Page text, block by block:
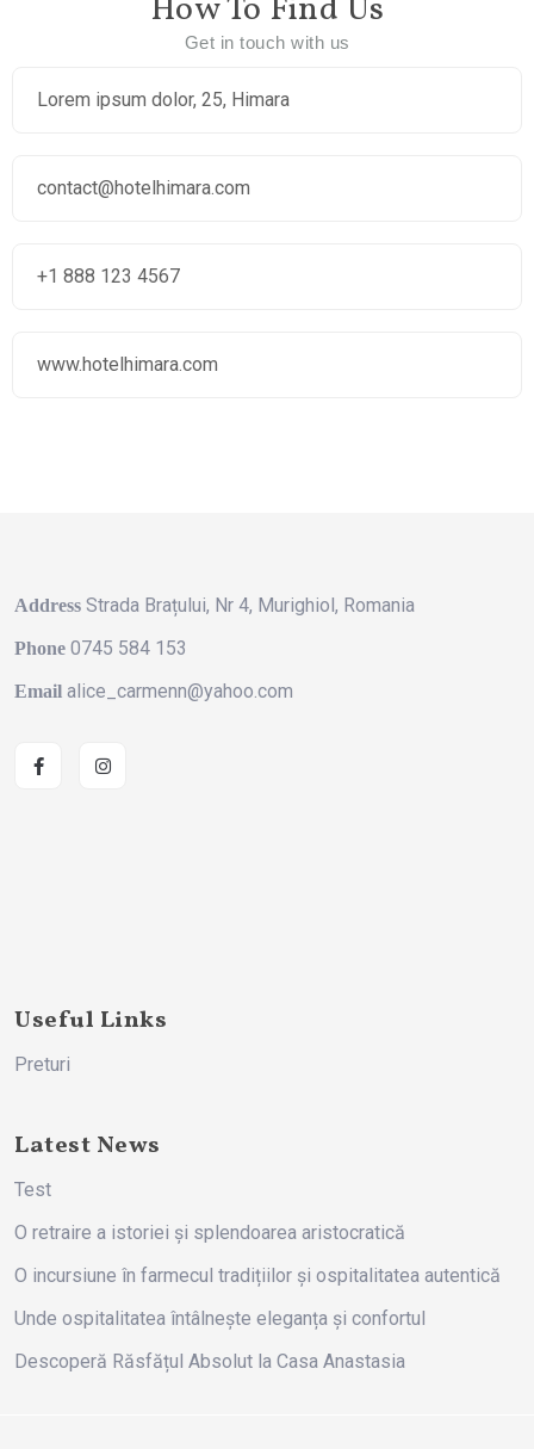
How To Find Us
Get in touch with us
Lorem ipsum dolor, 25, Himara
contact@hotelhimara.com
+1 888 123 4567
www.hotelhimara.com
Address Strada Brațului, Nr 4, Murighiol, Romania
Phone 0745 584 153
Email alice_carmenn@yahoo.com
Useful Links
Preturi
Latest News
Test
O retraire a istoriei și splendoarea aristocratică
O incursiune în farmecul tradițiilor și ospitalitatea autentică
Unde ospitalitatea întâlnește eleganța și confortul
Descoperă Răsfățul Absolut la Casa Anastasia